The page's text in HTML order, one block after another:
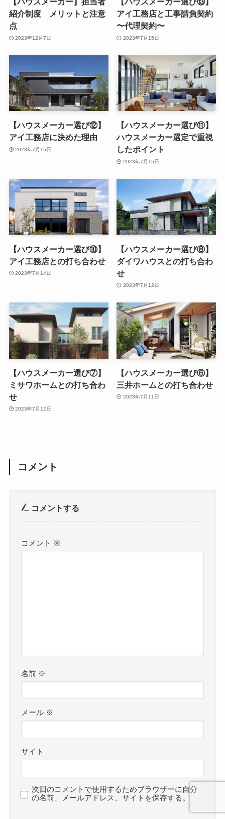
紹介制度 メリットと注意
点
2023年12月7日
アイ工務店と工事請負契約
〜代理契約〜
2023年7月15日
【ハウスメーカー選び⑫】
アイ工務店に決めた理由
2023年7月15日
【ハウスメーカー選び⑪】
ハウスメーカー選定で重視
したポイント
2023年7月15日
【ハウスメーカー選び⑩】
アイ工務店との打ち合わせ
2023年7月14日
【ハウスメーカー選び⑧】
ダイワハウスとの打ち合わ
せ
2023年7月12日
【ハウスメーカー選び⑦】
ミサワホームとの打ち合わ
せ
2023年7月12日
【ハウスメーカー選び⑥】
三井ホームとの打ち合わせ
2023年7月11日
コメント
コメントする
コメント ※
名前 ※
メール ※
サイト
次回のコメントで使用するためブラウザーに自分
の名前、メールアドレス、サイトを保存する。